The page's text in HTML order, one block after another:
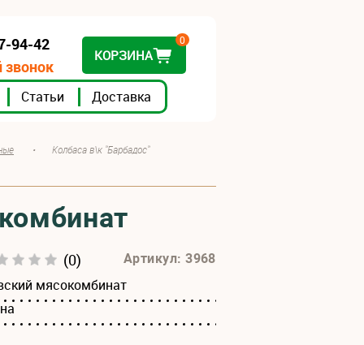
Статьи Доставка
94-42
КОРЗИНА
0
• Колбаса в\к "Барбадос"
(0) Артикул: 3968
мясокомбинат